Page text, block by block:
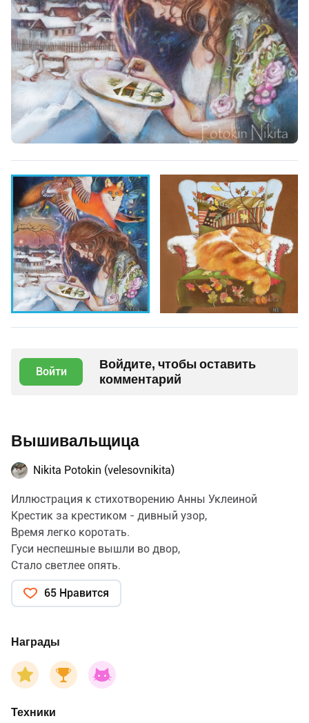
Войти
Войдите, чтобы оставить
комментарий
Вышивальщица
Nikita Potokin (velesovnikita)
Иллюстрация к стихотворению Анны Уклеиной
Крестик за крестиком - дивный узор,
Время легко коротать.
Гуси неспешные вышли во двор,
Стало светлее опять.
Тают сугробы и лужи кругом,
В воздухе запах весны.
Снится, что встала над лесом заря
Рыжей пушистой лисой,
Очи как звезды на небе горят,
В окна заглянет и прочь сквозь забор,
65 Нравится
Награды
Техники